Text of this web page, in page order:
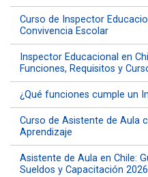
Curso de Inspector
Convivencia Escolar
Inspector Educacional en
Funciones, Requisitos y
¿Qué funciones cumple un
Curso de Asistente de Aula
Aprendizaje
Asistente de Aula en Chile:
Sueldos y Capacitación 2026